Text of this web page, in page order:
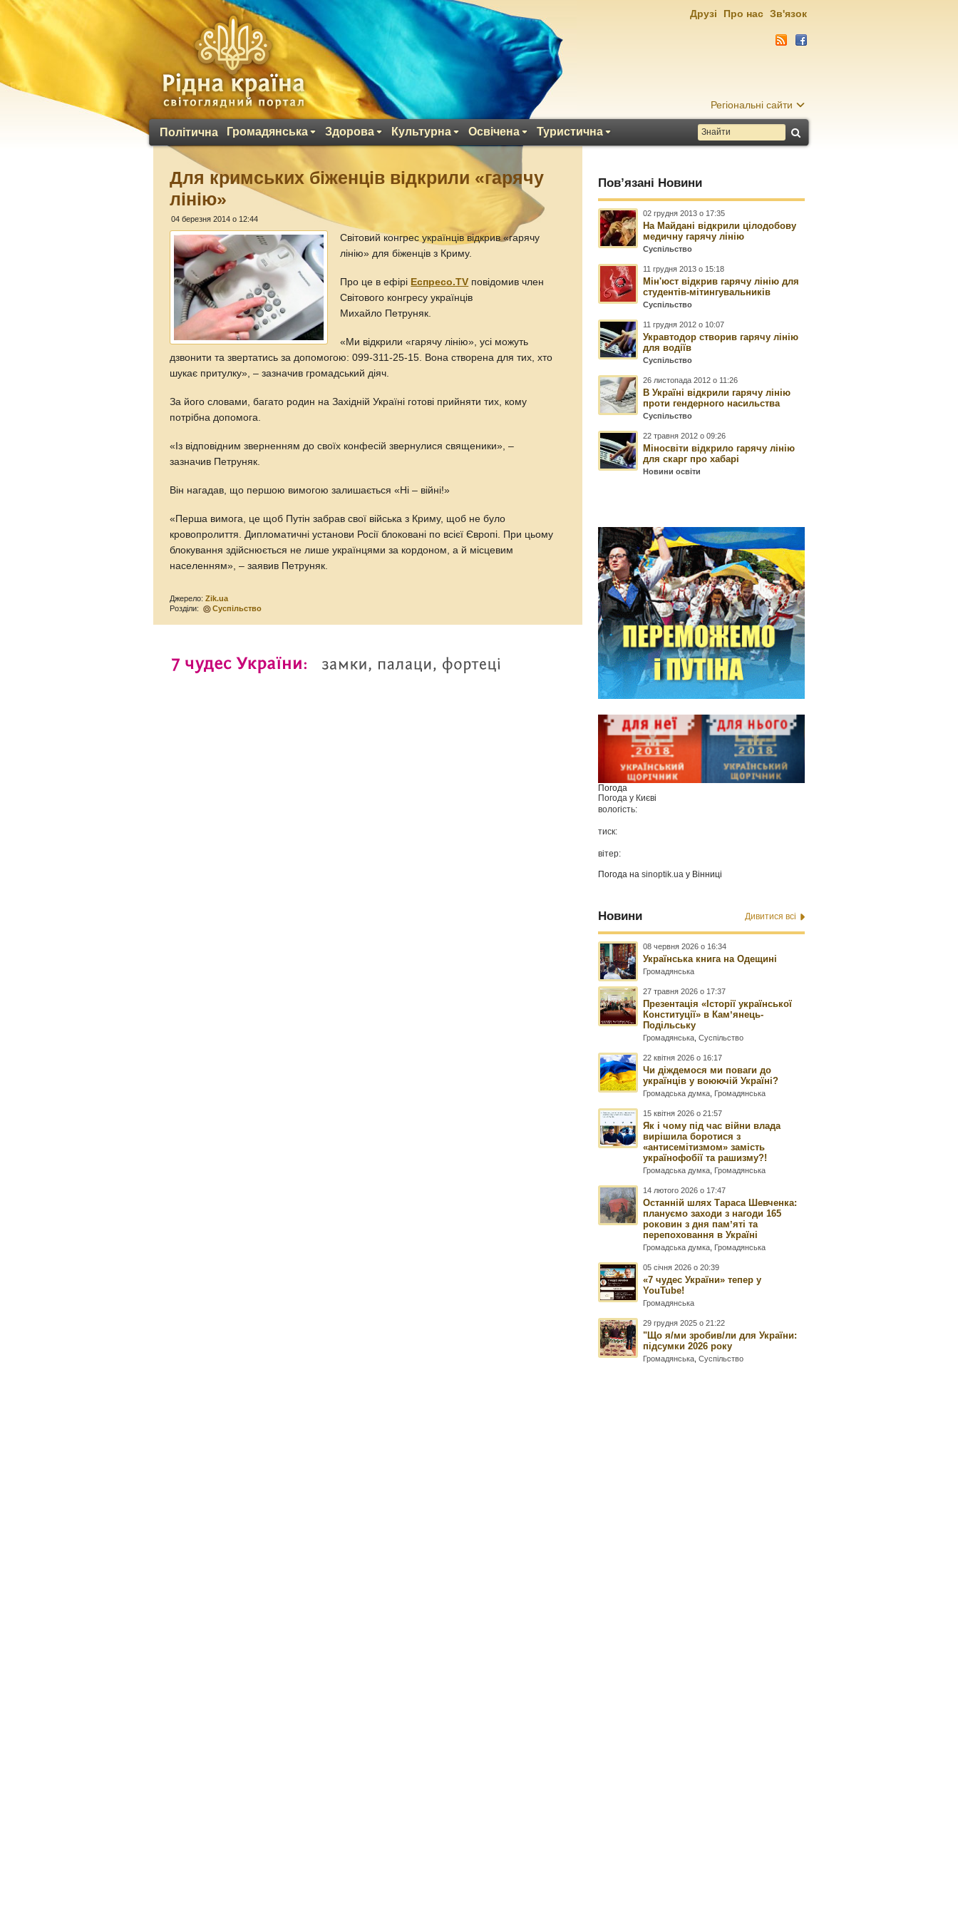
Регіональні сайти
Політична Громадянська Здорова Культурна Освічена Туристична
Друзі Про нас Зв'язок
Для кримських біженців відкрили «гарячу
лінію»
04 березня 2014 о 12:44
Світовий конгрес українців відкрив «гарячу
лінію» для біженців з Криму.
Про це в ефірі Еспресо.TV повідомив член
Світового конгресу українців
Михайло Петруняк.
«Ми відкрили «гарячу лінію», усі можуть
дзвонити та звертатись за допомогою: 099-311-25-15. Вона створена для тих, хто
шукає притулку», – зазначив громадський діяч.
За його словами, багато родин на Західній Україні готові прийняти тих, кому
потрібна допомога.
«Із відповідним зверненням до своїх конфесій звернулися священики», –
зазначив Петруняк.
Він нагадав, що першою вимогою залишається «Ні – війні!»
«Перша вимога, це щоб Путін забрав свої війська з Криму, щоб не було
кровопролиття. Дипломатичні установи Росії блоковані по всієї Європі. При цьому
блокування здійснюється не лише українцями за кордоном, а й місцевим
населенням», – заявив Петруняк.
Джерело:Zik.ua
Розділи:
Суспільство
Пов’язані Новини
02 грудня 2013 о 17:35
На Майдані відкрили цілодобову
медичну гарячу лінію
Суспільство
11 грудня 2013 о 15:18
Мін'юст відкрив гарячу лінію для
студентів-мітингувальників
Суспільство
11 грудня 2012 о 10:07
Укравтодор створив гарячу лінію
для водіїв
Суспільство
26 листопада 2012 о 11:26
В Україні відкрили гарячу лінію
проти гендерного насильства
Суспільство
22 травня 2012 о 09:26
Міносвіти відкрило гарячу лінію
для скарг про хабарі
Новини освіти
Погода
Погода у Києві
вологість:
тиск:
вітер:
Погода наsinoptik.ua у Вінниці
Новини Дивитися всі
08 червня 2026 о 16:34
Українська книга на Одещині
Громадянська
27 травня 2026 о 17:37
Презентація «Історії української
Конституції» в Камʼянець-
Подільську
Громадянська ,Суспільство
22 квітня 2026 о 16:17
Чи діждемося ми поваги до
українців у воюючій Україні?
Громадська думка Громадянська
15 квітня 2026 о 21:57
Як і чому під час війни влада
вирішила боротися з
«антисемітизмом» замість
українофобії та рашизму?!
Громадська думка Громадянська
14 лютого 2026 о 17:47
Останній шлях Тараса Шевченка:
плануємо заходи з нагоди 165
роковин з дня памʼяті та
перепоховання в Україні
Громадська думка Громадянська
05 січня 2026 о 20:39
«7 чудес України» тепер у
YouTube!
Громадянська
29 грудня 2025 о 21:22
"Що я/ми зробив/ли для України:
підсумки 2026 року
Громадянська ,Суспільство